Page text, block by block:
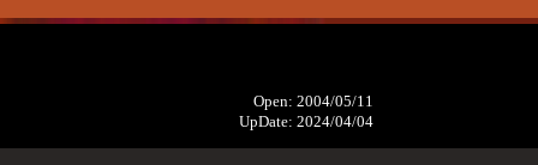
Open: 2004/05/11
UpDate: 2024/04/04